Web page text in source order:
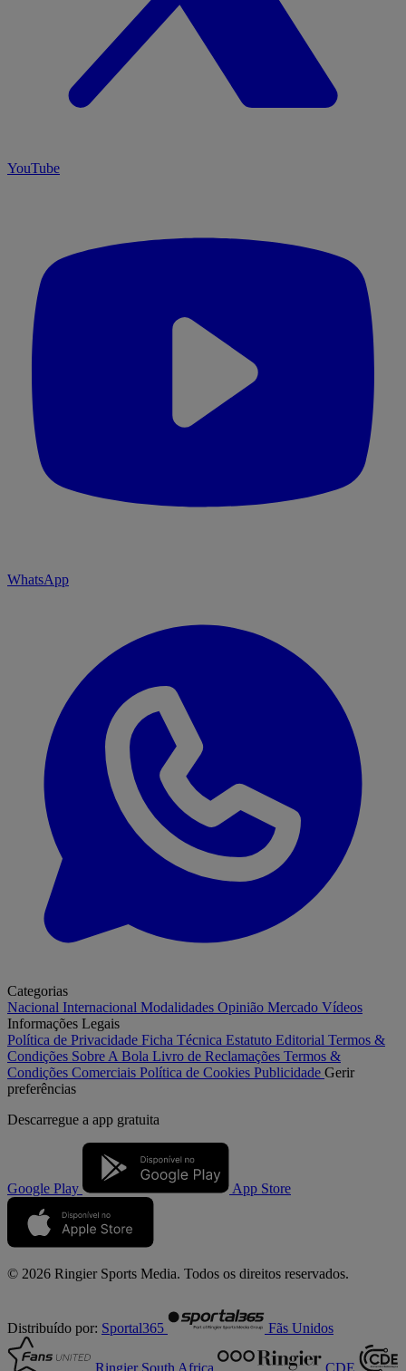
YouTube
WhatsApp
Categorias
Nacional Internacional Modalidades Opinião Mercado Vídeos
Informações Legais
Política de Privacidade Ficha Técnica Estatuto Editorial Termos &
Condições Sobre A Bola Livro de Reclamações Termos &
Condições Comerciais Política de Cookies Publicidade Gerir
preferências
Descarregue a app gratuita
Google Play App Store
© 2026 Ringier Sports Media. Todos os direitos reservados.
Distribuído por: Sportal365 Fãs Unidos
Ringier South Africa CDE